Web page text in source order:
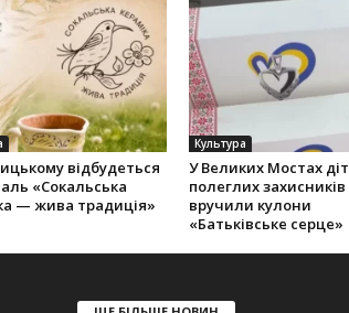
відбудеться
«Сокальська
— жива традиція»
Культура
У Великих Мостах
полеглих захисників
вручили кулони
«Батьківське серце»